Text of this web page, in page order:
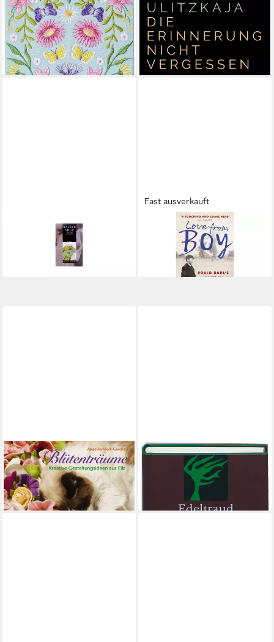
Blütenträume Notizbuch
bestickt, A5 - 240 Seiten,
mint / diverse
19,99 €
lieferbar - in 2-3 Werktagen bei dir
nicht vergessen
23,00 €
lieferbar - in 5-6 Werktagen bei dir
Tagebuch Altern
lieferbar - in 9-11 Werktagen bei
Fast ausverkauft
Tagebuch Love from Boy
lieferbar in 2 Wochen
Blütenträume / Angelika
Wolk-Gerche
25,00 €
lieferbar - in 2-3 Werktagen bei dir
Tagebuch Jahr ohne Frühling
lieferbar - in 9-11 Werktagen bei